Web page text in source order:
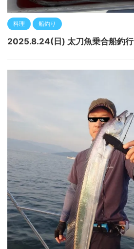
料理 船釣り
2025.8.24(日) 太刀魚乗合船釣行